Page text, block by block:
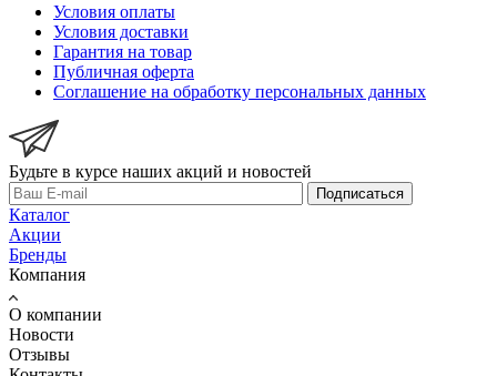
Условия оплаты
Условия доставки
Гарантия на товар
Публичная оферта
Соглашение на обработку персональных данных
Будьте в курсе наших акций и новостей
Подписаться
Каталог
Акции
Бренды
Компания
О компании
Новости
Отзывы